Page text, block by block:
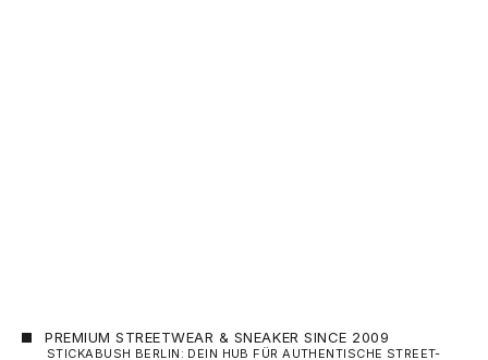
PREMIUM STREETWEAR & SNEAKER SINCE 2009
STICKABUSH BERLIN: DEIN HUB FÜR AUTHENTISCHE STREET-